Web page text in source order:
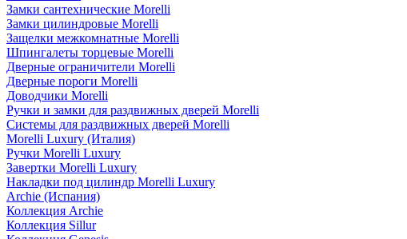
Замки сантехнические Morelli
Замки цилиндровые Morelli
Защелки межкомнатные Morelli
Шпингалеты торцевые Morelli
Дверные ограничители Morelli
Дверные пороги Morelli
Доводчики Morelli
Ручки и замки для раздвижных дверей Morelli
Системы для раздвижных дверей Morelli
Morelli Luxury (Италия)
Ручки Morelli Luxury
Завертки Morelli Luxury
Накладки под цилиндр Morelli Luxury
Archie (Испания)
Коллекция Archie
Коллекция Sillur